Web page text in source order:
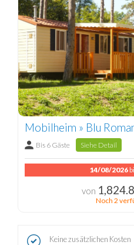
Mobilheim » Blu
Bis 6 Gäste Siehe Detail
14/08/2026
von
Noch 2
Keine zusätzlichen Kosten